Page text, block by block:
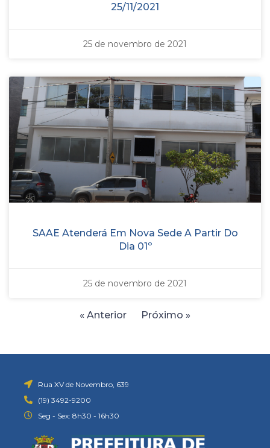
25/11/2021
25 de novembro de 2021
SAAE Atenderá Em Nova Sede A Partir Do
Dia 01º
25 de novembro de 2021
« Anterior Próximo »
Rua XV de Novembro, 639
(19) 3492-9200
Seg - Sex: 8h30 - 16h30